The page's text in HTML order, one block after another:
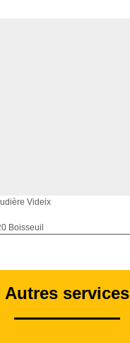
Videix
Boisseuil
Autres services